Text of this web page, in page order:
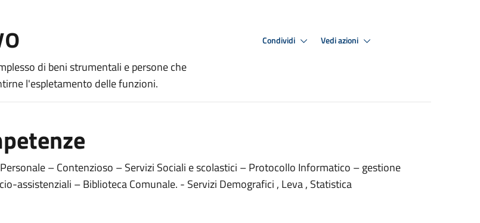
di beni strumentali e persone che
l'espletamento delle funzioni.
Condividi Vedi azioni
– Contenzioso – Servizi Sociali e scolastici – Protocollo Informatico – gestione
assistenziali – Biblioteca Comunale. - Servizi Demografici , Leva , Statistica